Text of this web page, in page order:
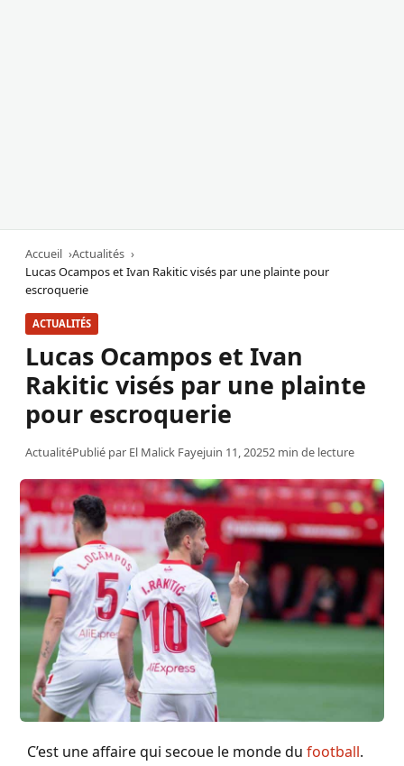
Accueil
Actualités
Lucas Ocampos et Ivan Rakitic visés par une plainte pour
escroquerie
ACTUALITÉS
Lucas Ocampos et Ivan
Rakitic visés par une plainte
pour escroquerie
ActualitéPublié par El Malick Fayejuin 11, 20252 min de lecture
C’est une affaire qui secoue le monde du football.